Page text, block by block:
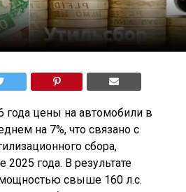
года цены на автомобили в
на 7%, что связано с
сбора,
года. В результате
свыше 160 л.с.